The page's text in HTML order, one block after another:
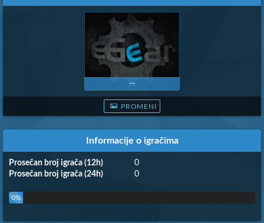
--
PROMENI
Informacije o igračima
Prosečan broj igrača (12h)
0
Prosečan broj igrača (24h)
0
0%